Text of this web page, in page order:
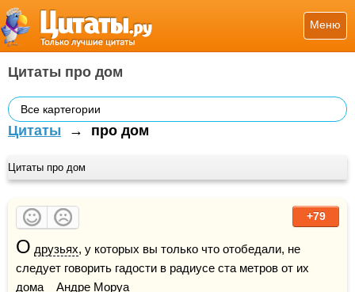
Меню
Цитаты про дом
Все картегории
Цитаты → про дом
Цитаты про дом
+79
О друзьях, у которых вы только что отобедали, не
следует говорить гадости в радиусе ста метров от их
дома    Андре Моруа